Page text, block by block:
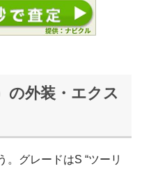
の外装・エクス
。グレードはS “ツーリ